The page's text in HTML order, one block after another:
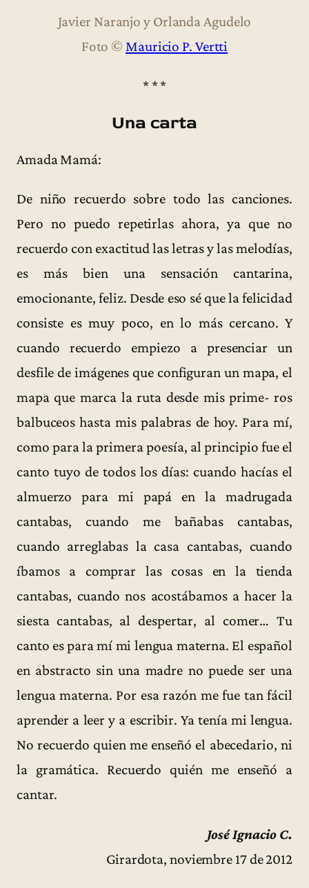
Javier Naranjo y Orlanda Agudelo
Foto ©Mauricio P. Vertti
* * *
Una carta
Amada Mamá:
De niño recuerdo sobre todo las canciones.
Pero no puedo repetirlas ahora, ya que no
recuerdo con exactitud las letras y las melodías,
es más bien una sensación cantarina,
emocionante, feliz. Desde eso sé que la felicidad
consiste es muy poco, en lo más cercano. Y
cuando recuerdo empiezo a presenciar un
desfile de imágenes que configuran un mapa, el
mapa que marca la ruta desde mis prime- ros
balbuceos hasta mis palabras de hoy. Para mí,
como para la primera poesía, al principio fue el
canto tuyo de todos los días: cuando hacías el
almuerzo para mi papá en la madrugada
cantabas, cuando me bañabas cantabas,
cuando arreglabas la casa cantabas, cuando
íbamos a comprar las cosas en la tienda
cantabas, cuando nos acostábamos a hacer la
siesta cantabas, al despertar, al comer… Tu
canto es para mí mi lengua materna. El español
en abstracto sin una madre no puede ser una
lengua materna. Por esa razón me fue tan fácil
aprender a leer y a escribir. Ya tenía mi lengua.
No recuerdo quien me enseñó el abecedario, ni
la gramática. Recuerdo quién me enseñó a
cantar.
José Ignacio C.
Girardota, noviembre 17 de 2012